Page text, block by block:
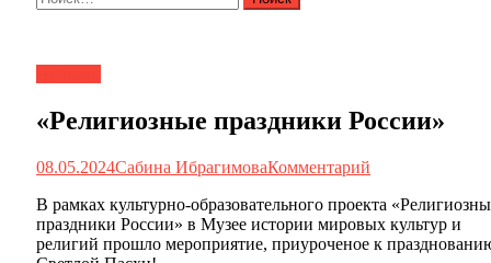
«Религиозные праздники России»
08.05.2024Сабина ИбрагимоваКомментарий
В рамках культурно-образовательного проекта
праздники России» в Музее истории мировых культур и
религий прошло мероприятие, приуроченое к